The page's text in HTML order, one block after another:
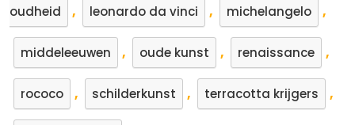
oudheid , leonardo da vinci , michelangelo ,
middeleeuwen , oude kunst , renaissance ,
rococo , schilderkunst , terracotta krijgers ,